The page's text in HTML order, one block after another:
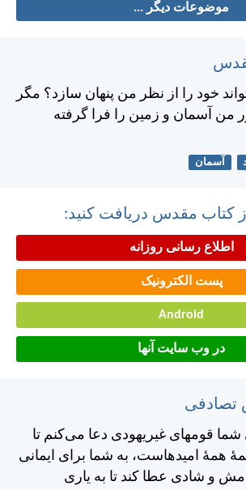
موضوعات دیگر ...
خود را از نظر من پنهان سازد؟ مگر
من آسمان و زمين را فرا گرفته
آسمان
کتاب مقدس دریافت کنید:
اطلاع رسانی روزانه
پست الکترونیک
Android
در وب سایت آنها
تصادفی
شما قومهای غيريهودی دعا می‌كنم تا
همهٔ اميدهاست، به شما برای ايمانی
و شادی عطا كند تا به ياری